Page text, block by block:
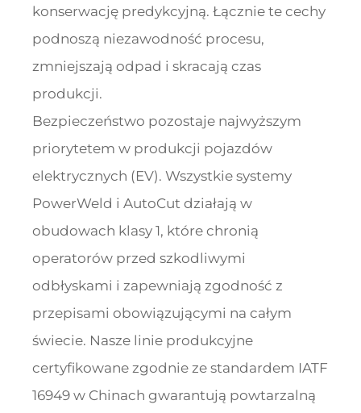
konserwację predykcyjną. Łącznie te cechy
podnoszą niezawodność procesu,
zmniejszają odpad i skracają czas
produkcji.
Bezpieczeństwo pozostaje najwyższym
priorytetem w produkcji pojazdów
elektrycznych (EV). Wszystkie systemy
PowerWeld i AutoCut działają w
obudowach klasy 1, które chronią
operatorów przed szkodliwymi
odbłyskami i zapewniają zgodność z
przepisami obowiązującymi na całym
świecie. Nasze linie produkcyjne
certyfikowane zgodnie ze standardem IATF
16949 w Chinach gwarantują powtarzalną